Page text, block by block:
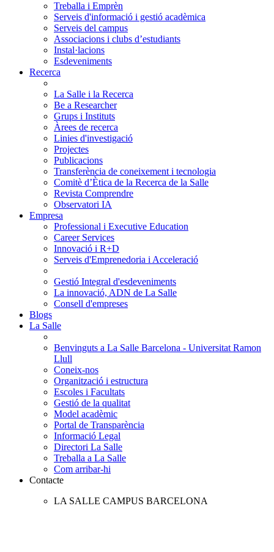
Treballa i Emprèn
Serveis d'informació i gestió acadèmica
Serveis del campus
Associacions i clubs d’estudiants
Instal·lacions
Esdeveniments
Recerca
La Salle i la Recerca
Be a Researcher
Grups i Instituts
Àrees de recerca
Linies d'investigació
Projectes
Publicacions
Transferència de coneixement i tecnologia
Comitè d’Ètica de la Recerca de la Salle
Revista Comprendre
Observatori IA
Empresa
Professional i Executive Education
Career Services
Innovació i R+D
Serveis d'Emprenedoria i Acceleració
Gestió Integral d'esdeveniments
La innovació, ADN de La Salle
Consell d'empreses
Blogs
La Salle
Benvinguts a La Salle Barcelona - Universitat Ramon
Llull
Coneix-nos
Organització i estructura
Escoles i Facultats
Gestió de la qualitat
Model acadèmic
Portal de Transparència
Informació Legal
Directori La Salle
Treballa a La Salle
Com arribar-hi
Contacte
LA SALLE CAMPUS BARCELONA